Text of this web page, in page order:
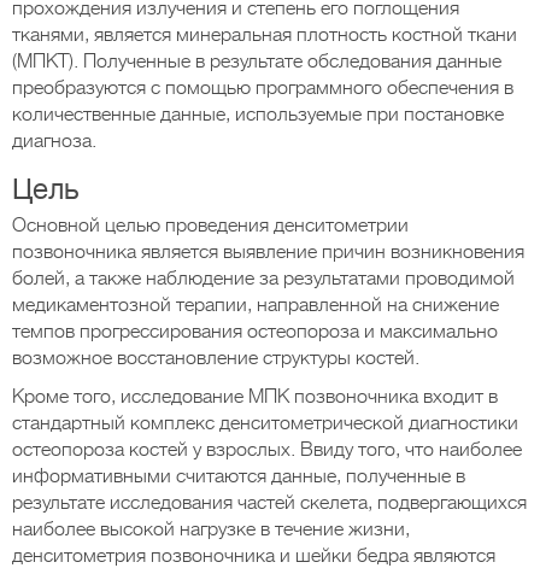
прохождения излучения и степень его поглощения
тканями, является минеральная плотность костной ткани
(МПКТ). Полученные в результате обследования данные
преобразуются с помощью программного обеспечения в
количественные данные, используемые при постановке
диагноза.
Цель
Основной целью проведения денситометрии
позвоночника является выявление причин возникновения
болей, а также наблюдение за результатами проводимой
медикаментозной терапии, направленной на снижение
темпов прогрессирования остеопороза и максимально
возможное восстановление структуры костей.
Кроме того, исследование МПК позвоночника входит в
стандартный комплекс денситометрической диагностики
остеопороза костей у взрослых. Ввиду того, что наиболее
информативными считаются данные, полученные в
результате исследования частей скелета, подвергающихся
наиболее высокой нагрузке в течение жизни,
денситометрия позвоночника и шейки бедра являются